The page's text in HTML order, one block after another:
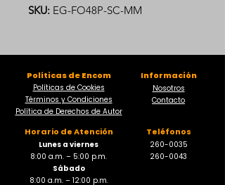
SKU: EG-FO48P-SC-MM
Políticas de Encom
Políticas de Cookies
Términos y Condiciones
Política de Derechos de Autor
Información
Nosotros
Contacto
Horario de Atención
Lunes a viernes
8:00 a.m. – 5:00 p.m.
Sábado
8:00 a.m. – 12:00 p.m.
Teléfonos
260-0035
260-0043